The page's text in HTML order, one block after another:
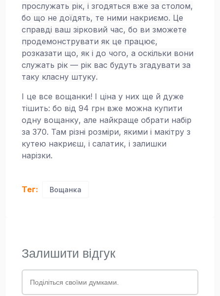
прослужать рік, і згодяться вже за столом,
бо що не доїдять, те ними накриємо. Це
справді ваш зірковий час, бо ви зможете
продемонструвати як це працює,
розказати що, як і до чого, а оскільки вони
служать рік — рік вас будуть згадувати за
таку класну штуку.
І це все вощанки! І ціна у них ще й дуже
тішить: бо від 94 грн вже можна купити
одну вощанку, але найкраще обрати набір
за 370. Там різні розміри, якими і макітру з
кутею накриєш, і салатик, і залишки
нарізки.
Тег: Вощанка